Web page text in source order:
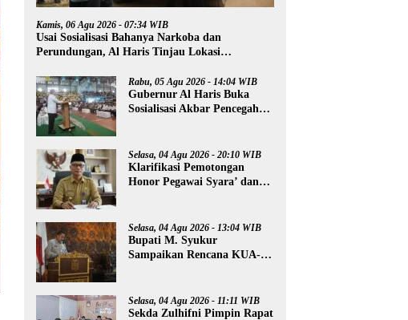
Kamis, 06 Agu 2026 - 07:34 WIB
Usai Sosialisasi Bahanya Narkoba dan
Perundungan, Al Haris Tinjau Lokasi
Rabu, 05 Agu 2026 - 14:04 WIB
Gubernur Al Haris Buka
Sosialisasi Akbar Pencegahan
Selasa, 04 Agu 2026 - 20:10 WIB
Klarifikasi Pemotongan
Honor Pegawai Syara’ dan
Selasa, 04 Agu 2026 - 13:04 WIB
Bupati M. Syukur
Sampaikan Rencana KUA-
Selasa, 04 Agu 2026 - 11:11 WIB
Sekda Zulhifni Pimpin Rapat